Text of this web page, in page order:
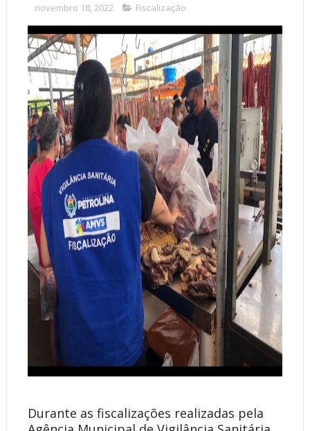
novembro 18, 2022 Fiscalização
Durante as fiscalizações realizadas pela